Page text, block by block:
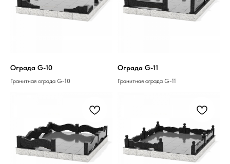
Ограда G-10
Гранитная ограда G-10
Ограда G-11
Гранитная ограда G-11